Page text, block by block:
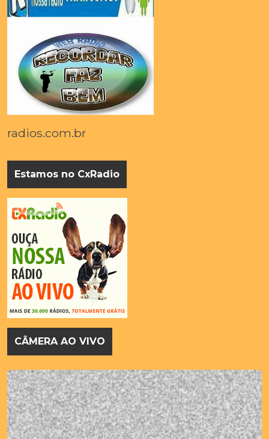
radios.com.br
Estamos no CxRadio
CÂMERA AO VIVO